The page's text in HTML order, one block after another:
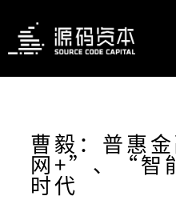
曹毅：普惠
网+”、“智
时代